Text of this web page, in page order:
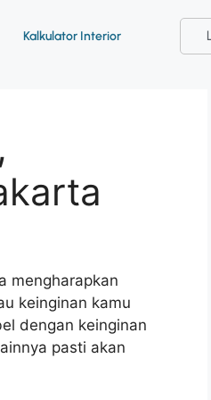
Kalkulator Interior
mengharapkan
keinginan kamu
dengan keinginan
pasti akan